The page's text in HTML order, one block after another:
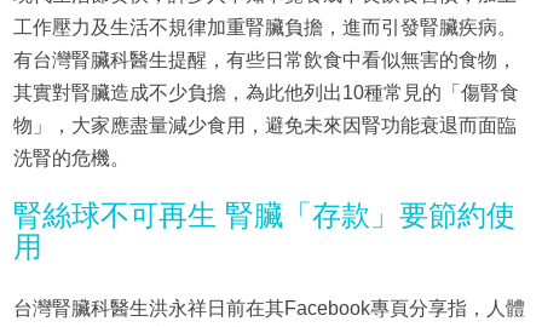
工作壓力及生活不規律加重腎臟負擔，進而引發腎臟疾病。
有台灣腎臟科醫生提醒，有些日常飲食中看似無害的食物，
其實對腎臟造成不少負擔，為此他列出10種常見的「傷腎食
物」，大家應盡量減少食用，避免未來因腎功能衰退而面臨
洗腎的危機。
腎絲球不可再生 腎臟「存款」要節約使
用
台灣腎臟科醫生洪永祥日前在其Facebook專頁分享指，人體